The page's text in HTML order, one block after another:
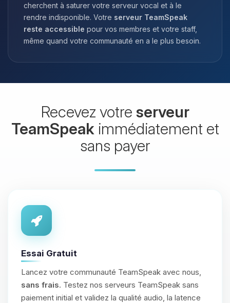
cherchent à saturer votre serveur vocal et à le
rendre indisponible. Votre serveur TeamSpeak
reste accessible pour vos membres et votre staff,
même quand votre communauté en a le plus besoin.
Recevez votre serveur
TeamSpeak immédiatement et
sans payer
Essai Gratuit
Lancez votre communauté TeamSpeak avec nous,
sans frais. Testez nos serveurs TeamSpeak sans
paiement initial et validez la qualité audio, la latence